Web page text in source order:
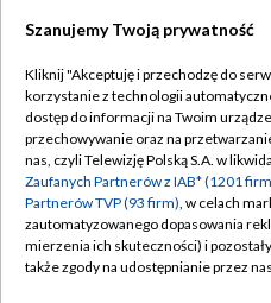
Abonament TVP
Emisja w TVP
Centrum informacji TVP
Naziemna Telewizja
Polityka
Moje
Szanujemy Twoją prywatność
Kliknij "Akceptuję i przechodzę do
korzystanie z technologii
dostęp do informacji na Twoim
przechowywanie oraz na
nas, czyli Telewizję Polską S.A. w
Zaufanych Partnerów z IAB* (1201
Partnerów TVP (93 firm), w celach
zautomatyzowanego dopasowania
mierzenia ich skuteczności) i
także zgody na udostępnianie przez